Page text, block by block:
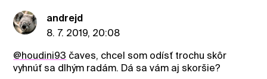
andrejd
8. 7. 2019, 20:08
@houdini93 čaves, chcel som odísť trochu skôr
vyhnúť sa dlhým radám. Dá sa vám aj skoršie?